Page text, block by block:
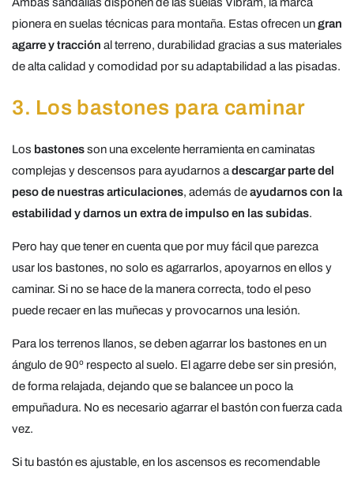
pionera en suelas técnicas para montaña. Estas ofrecen ungran
agarre y tracción al terreno, durabilidad gracias a sus materiales
de alta calidad y comodidad por su adaptabilidad a las pisadas.
3. Los bastones para caminar
Los bastonesson una excelente herramienta en caminatas
complejas y descensos para ayudarnos a descargar parte del
peso de nuestras articulaciones, además deayudarnos con la
estabilidad y darnos un extra de impulso en las subidas.
Pero hay que tener en cuenta que por muy fácil que parezca
usar los bastones, no solo es agarrarlos, apoyarnos en ellos y
caminar. Si no se hace de la manera correcta, todo el peso
puede recaer en las muñecas y provocarnos una lesión.
Para los terrenos llanos, se deben agarrar los bastones en un
ángulo de 90º respecto al suelo. El agarre debe ser sin presión,
de forma relajada, dejando que se balancee un poco la
empuñadura. No es necesario agarrar el bastón con fuerza cada
vez.
Si tu bastón es ajustable, en los ascensos es recomendable